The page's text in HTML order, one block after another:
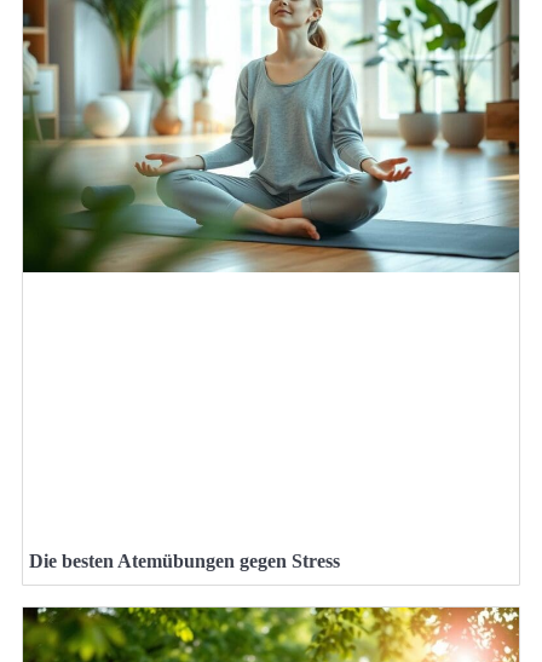
Die besten Atemübungen gegen Stress